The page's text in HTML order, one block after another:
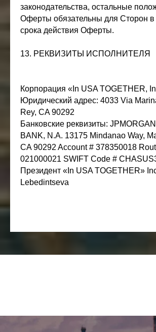
законодательства, остальные
Оферты обязательны для Сторон в
срока действия Оферты.
13. РЕКВИЗИТЫ ИСПОЛНИТЕЛЯ
Корпорация «In USA TOGETHER,
Юридический адрес: 4033 Via
Rey, CA 90292
Банковские реквизиты:
BANK, N.A. 13175 Mindanao Way,
CA 90292 Account # 378350018
021000021 SWIFT Code #
Президент «In USA TOGETHER»
Lebedintseva